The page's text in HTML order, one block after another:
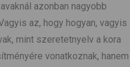
azonban nagyobb
az, hogy hogyan, vagyis
mint szeretetnyelv a kora
vonatkoznak, hanem